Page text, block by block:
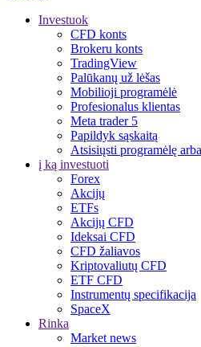
Investuok
CFD konts
Brokeru konts
TradingView
Palūkanų už lėšas
Mobilioji programėlė
Profesionalus klientas
Meta trader 5
Papildyk sąskaitą
Atsisiųsti programėlę
į ką investuoti
Forex
Akcijų
ETFs
Akcijų CFD
Ideksai CFD
CFD žaliavos
Kriptovaliutų CFD
ETF CFD
Instrumentų specifikacija
SpaceX
Rinka
Market news